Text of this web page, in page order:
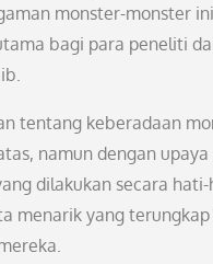
monster-monster
bagi para peneliti
tentang keberadaan
namun dengan
dilakukan secara
menarik yang